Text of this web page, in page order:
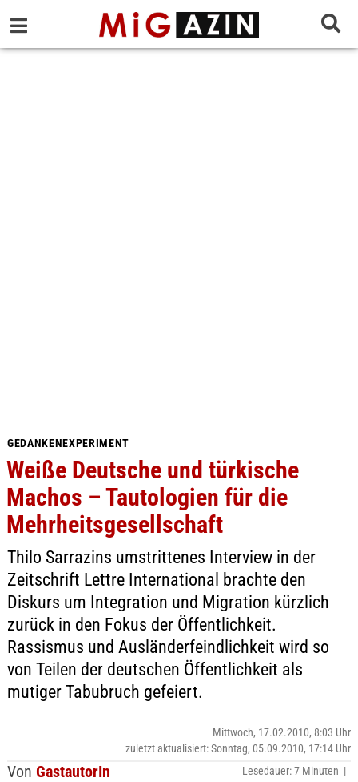
GEDANKENEXPERIMENT
Weiße Deutsche und türkische
Machos – Tautologien für die
Mehrheitsgesellschaft
Thilo Sarrazins umstrittenes Interview in der
Zeitschrift Lettre International brachte den
Diskurs um Integration und Migration kürzlich
zurück in den Fokus der Öffentlichkeit.
Rassismus und Ausländerfeindlichkeit wird so
von Teilen der deutschen Öffentlichkeit als
mutiger Tabubruch gefeiert.
Von GastautorIn
Mittwoch, 17.02.2010, 8:03 Uhr
zuletzt aktualisiert: Sonntag, 05.09.2010, 17:14 Uhr
Lesedauer: 7 Minuten |